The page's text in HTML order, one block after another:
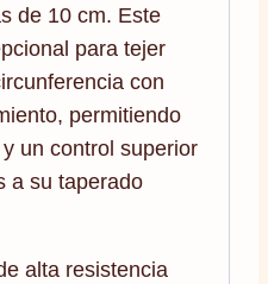
de 10 cm. Este
para tejer
con
permitiendo
un control superior
a su taperado
alta resistencia